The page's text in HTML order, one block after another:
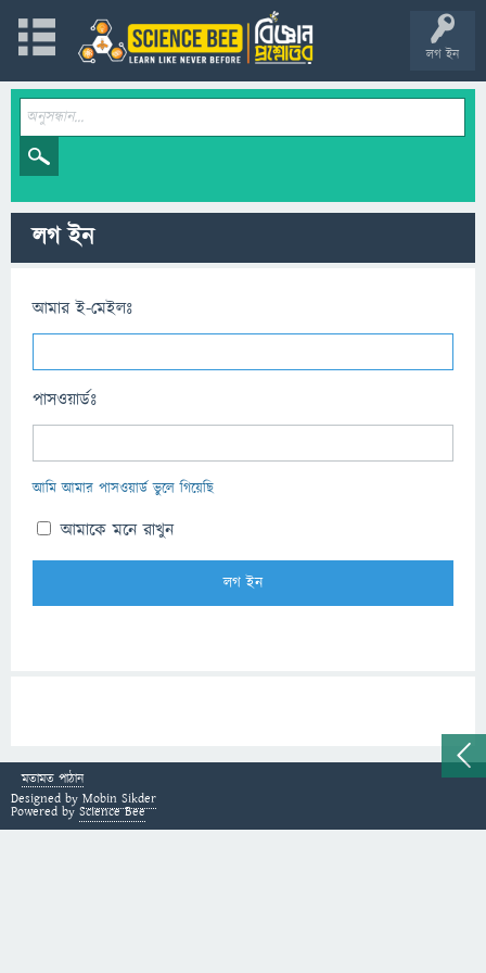
লগ ইন
লগ ইন
আমার ই-মেইলঃ
পাসওয়ার্ডঃ
আমি আমার পাসওয়ার্ড ভুলে গিয়েছি
আমাকে মনে রাখুন
মতামত পাঠান
Designed by Mobin Sikder
Powered by Science Bee